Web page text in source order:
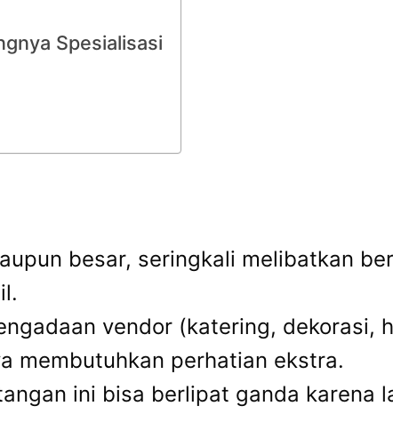
Spesialisasi
besar, seringkali melibatkan
vendor (katering, dekorasi,
membutuhkan perhatian ekstra.
ini bisa berlipat ganda karena